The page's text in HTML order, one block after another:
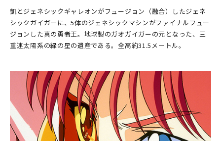
凱とジェネシックギャレオンがフュージョン（融合）したジェネ
シックガイガーに、5体のジェネシックマシンがファイナルフュー
ジョンした真の勇者王。地球製のガオガイガーの元となった、三
重連太陽系の緑の星の遺産である。全高約31.5メートル。